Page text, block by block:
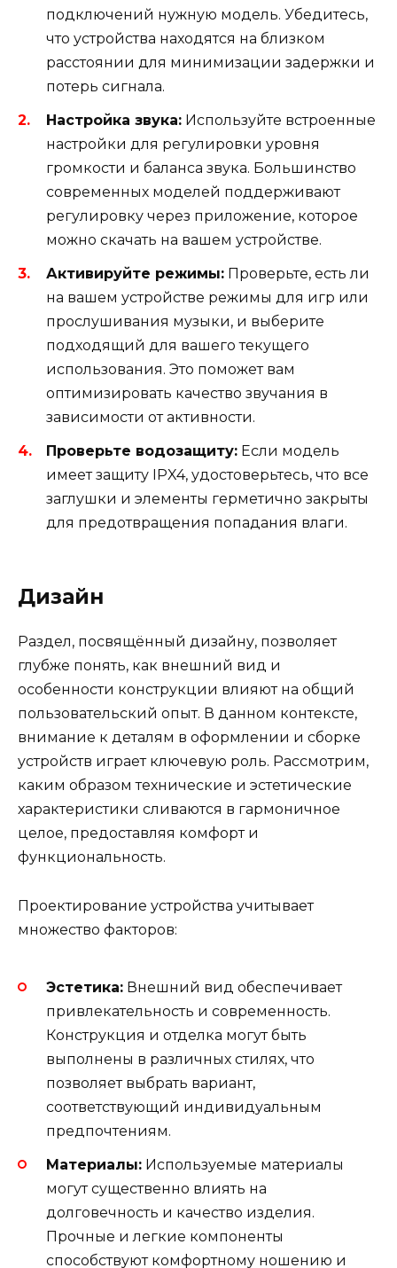
подключений нужную модель. Убедитесь,
что устройства находятся на близком
расстоянии для минимизации задержки и
потерь сигнала.
Настройка звука: Используйте встроенные
настройки для регулировки уровня
громкости и баланса звука. Большинство
современных моделей поддерживают
регулировку через приложение, которое
можно скачать на вашем устройстве.
Активируйте режимы: Проверьте, есть ли
на вашем устройстве режимы для игр или
прослушивания музыки, и выберите
подходящий для вашего текущего
использования. Это поможет вам
оптимизировать качество звучания в
зависимости от активности.
Проверьте водозащиту: Если модель
имеет защиту IPX4, удостоверьтесь, что все
заглушки и элементы герметично закрыты
для предотвращения попадания влаги.
Дизайн
Раздел, посвящённый дизайну, позволяет
глубже понять, как внешний вид и
особенности конструкции влияют на общий
пользовательский опыт. В данном контексте,
внимание к деталям в оформлении и сборке
устройств играет ключевую роль. Рассмотрим,
каким образом технические и эстетические
характеристики сливаются в гармоничное
целое, предоставляя комфорт и
функциональность.
Проектирование устройства учитывает
множество факторов:
Эстетика: Внешний вид обеспечивает
привлекательность и современность.
Конструкция и отделка могут быть
выполнены в различных стилях, что
позволяет выбрать вариант,
соответствующий индивидуальным
предпочтениям.
Материалы: Используемые материалы
могут существенно влиять на
долговечность и качество изделия.
Прочные и легкие компоненты
способствуют комфортному ношению и